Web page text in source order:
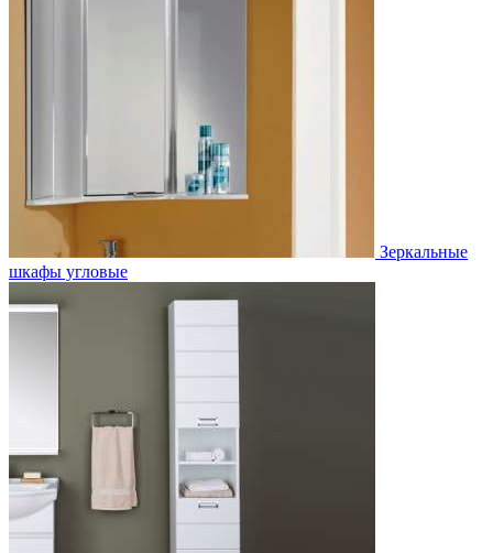
Зеркальные
шкафы угловые